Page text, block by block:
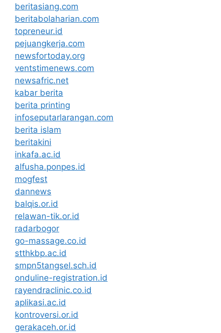
beritasiang.com
beritabolaharian.com
topreneur.id
pejuangkerja.com
newsfortoday.org
ventstimenews.com
newsafric.net
kabar berita
berita printing
infoseputarlarangan.com
berita islam
beritakini
inkafa.ac.id
alfusha.ponpes.id
mogfest
dannews
balqis.or.id
relawan-tik.or.id
radarbogor
go-massage.co.id
stthkbp.ac.id
smpn5tangsel.sch.id
onduline-registration.id
rayendraclinic.co.id
aplikasi.ac.id
kontroversi.or.id
gerakaceh.or.id